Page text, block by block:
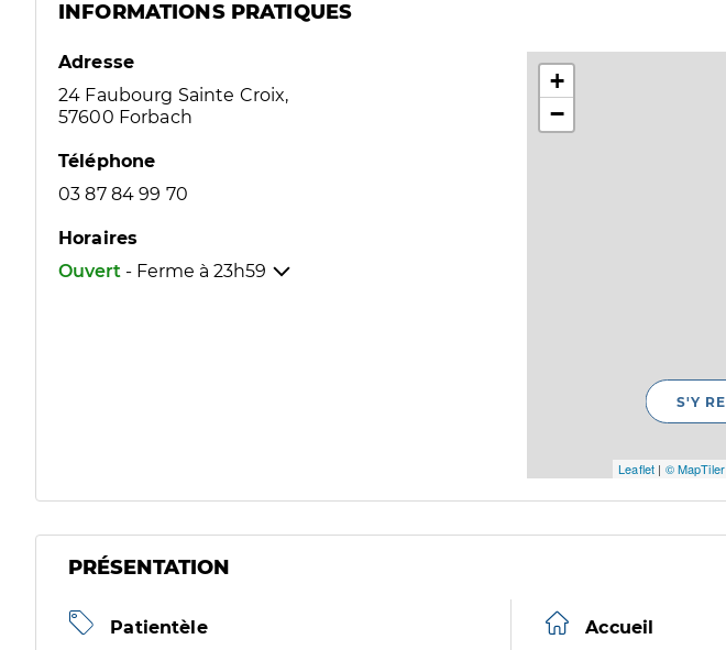
INFORMATIONS PRATIQUES
Adresse
24 Faubourg Sainte Croix,
57600 Forbach
Téléphone
03 87 84 99 70
Horaires
Ouvert - Ferme à 23h59
+
−
Leaflet | © MapTiler
S'Y
PRÉSENTATION
Patientèle Accueil